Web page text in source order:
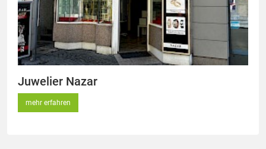
Juwelier Nazar
mehr erfahren